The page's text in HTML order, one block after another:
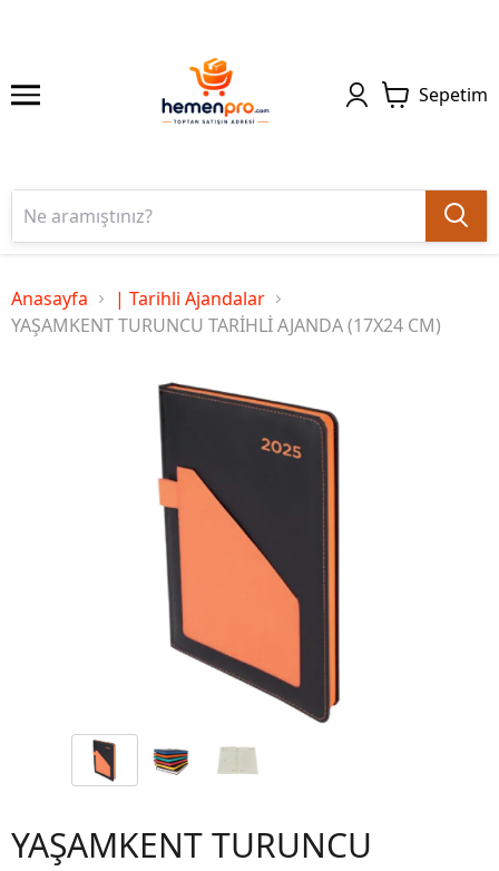
Sepetim
Anasayfa
| Tarihli Ajandalar
YAŞAMKENT TURUNCU TARİHLİ AJANDA (17X24 CM)
YAŞAMKENT TURUNCU